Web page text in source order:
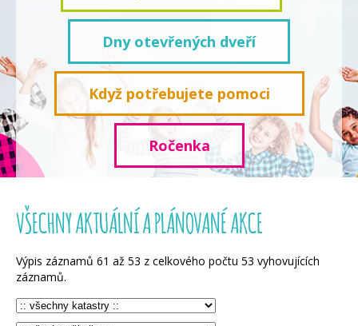
Dny otevřených dveří
Když potřebujete pomoci
Ročenka
VŠECHNY AKTUÁLNÍ A PLÁNOVANÉ AKCE
Výpis záznamů 61 až 53 z celkového počtu 53 vyhovujících
záznamů.